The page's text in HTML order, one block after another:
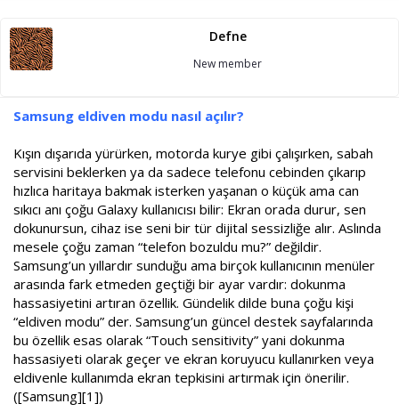
u
b
a
ş
t
n
r
h
i
Defne
New member
Samsung eldiven modu nasıl açılır?
Kışın dışarıda yürürken, motorda kurye gibi çalışırken, sabah
servisini beklerken ya da sadece telefonu cebinden çıkarıp
hızlıca haritaya bakmak isterken yaşanan o küçük ama can
sıkıcı anı çoğu Galaxy kullanıcısı bilir: Ekran orada durur, sen
dokunursun, cihaz ise seni bir tür dijital sessizliğe alır. Aslında
mesele çoğu zaman “telefon bozuldu mu?” değildir.
Samsung’un yıllardır sunduğu ama birçok kullanıcının menüler
arasında fark etmeden geçtiği bir ayar vardır: dokunma
hassasiyetini artıran özellik. Gündelik dilde buna çoğu kişi
“eldiven modu” der. Samsung’un güncel destek sayfalarında
bu özellik esas olarak “Touch sensitivity” yani dokunma
hassasiyeti olarak geçer ve ekran koruyucu kullanırken veya
eldivenle kullanımda ekran tepkisini artırmak için önerilir.
([Samsung][1])